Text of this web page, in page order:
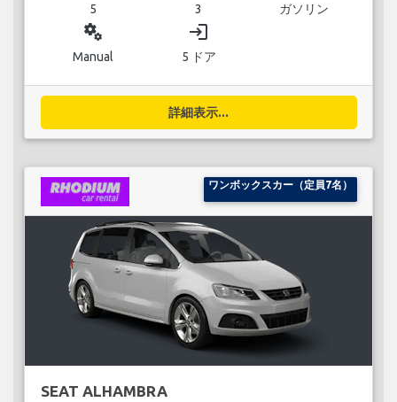
5 3 ガソリン
miscellaneous_services
Manual
login
5 ドア
詳細表示...
ワンボックスカー（定員7名）
SEAT ALHAMBRA